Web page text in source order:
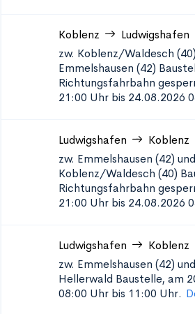
Koblenz Ludwigshafen
zw. Koblenz/Waldesch
Emmelshausen (42)
Richtungsfahrbahn
21:00 Uhr bis 24.08.2026
Ludwigshafen Koblenz
zw. Emmelshausen (42) und
Koblenz/Waldesch (40)
Richtungsfahrbahn
21:00 Uhr bis 24.08.2026
Ludwigshafen Koblenz
zw. Emmelshausen (42)
Hellerwald Baustelle, am
08:00 Uhr bis 11:00 Uhr.